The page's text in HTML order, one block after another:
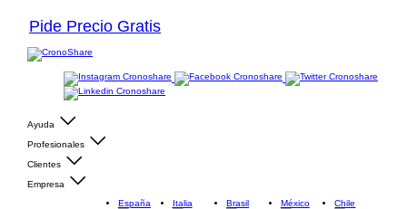
Pide Precio Gratis
Ayuda
Profesionales
Clientes
Empresa
España
Italia Brasil México Chile